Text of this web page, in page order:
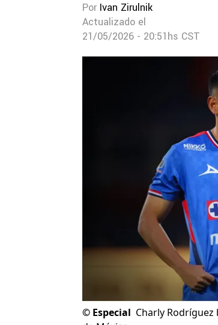
Por Ivan Zirulnik
Actualizado el
21/05/2026 - 20:51hs CST
© Especial Charly